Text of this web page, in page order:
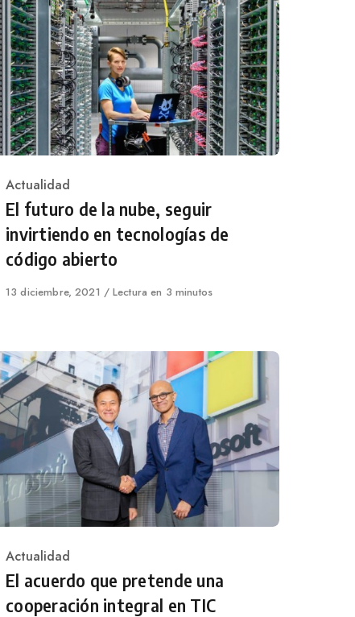
Category
Actualidad
El futuro de la nube, seguir
invirtiendo en tecnologías de
código abierto
Published
13 diciembre, 2021 Lectura en 3 minutos
Category
Actualidad
El acuerdo que pretende una
cooperación integral en TIC